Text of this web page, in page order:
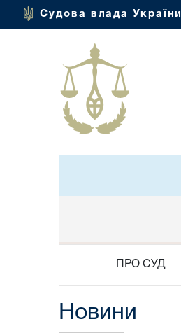
Судова влада України
ПРО СУД
Новини